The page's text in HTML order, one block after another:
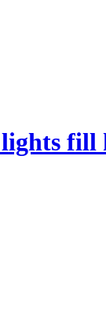
lights